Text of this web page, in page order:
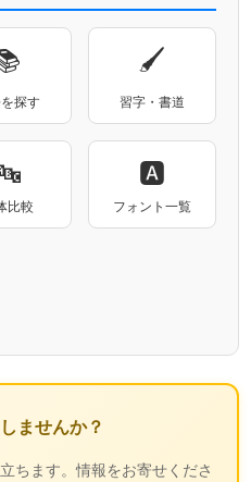
探す
🖌
習字・書道
比較
🅰
フォント一覧
ませんか？
ちます。情報をお寄せくださ